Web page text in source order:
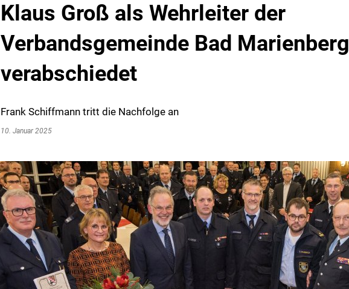
Klaus Groß als Wehrleiter der
Verbandsgemeinde Bad Marienberg
verabschiedet
Frank Schiffmann tritt die Nachfolge an
10. Januar 2025